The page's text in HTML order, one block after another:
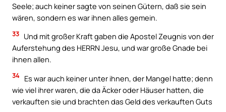
Seele; auch keiner sagte von seinen Gütern, daß sie sein
wären, sondern es war ihnen alles gemein.
33 Und mit großer Kraft gaben die Apostel Zeugnis von der
Auferstehung des HERRN Jesu, und war große Gnade bei
ihnen allen.
34 Es war auch keiner unter ihnen, der Mangel hatte; denn
wie viel ihrer waren, die da Äcker oder Häuser hatten, die
verkauften sie und brachten das Geld des verkauften Guts